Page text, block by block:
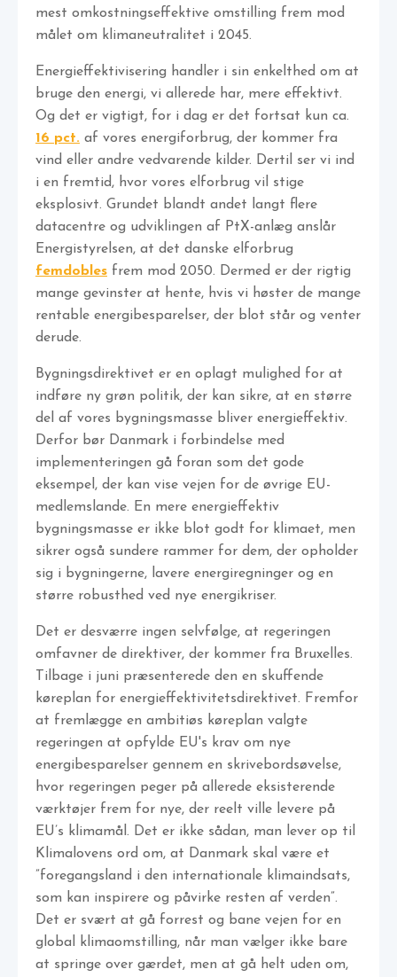
mest omkostningseffektive omstilling frem mod
målet om klimaneutralitet i 2045.
Energieffektivisering handler i sin enkelthed om at
bruge den energi, vi allerede har, mere effektivt.
Og det er vigtigt, for i dag er det fortsat kun ca.
16 pct. af vores energiforbrug, der kommer fra
vind eller andre vedvarende kilder. Dertil ser vi ind
i en fremtid, hvor vores elforbrug vil stige
eksplosivt. Grundet blandt andet langt flere
datacentre og udviklingen af PtX-anlæg anslår
Energistyrelsen, at det danske elforbrug
femdobles frem mod 2050. Dermed er der rigtig
mange gevinster at hente, hvis vi høster de mange
rentable energibesparelser, der blot står og venter
derude.
Bygningsdirektivet er en oplagt mulighed for at
indføre ny grøn politik, der kan sikre, at en større
del af vores bygningsmasse bliver energieffektiv.
Derfor bør Danmark i forbindelse med
implementeringen gå foran som det gode
eksempel, der kan vise vejen for de øvrige EU-
medlemslande. En mere energieffektiv
bygningsmasse er ikke blot godt for klimaet, men
sikrer også sundere rammer for dem, der opholder
sig i bygningerne, lavere energiregninger og en
større robusthed ved nye energikriser.
Det er desværre ingen selvfølge, at regeringen
omfavner de direktiver, der kommer fra Bruxelles.
Tilbage i juni præsenterede den en skuffende
køreplan for energieffektivitetsdirektivet. Fremfor
at fremlægge en ambitiøs køreplan valgte
regeringen at opfylde EU's krav om nye
energibesparelser gennem en skrivebordsøvelse,
hvor regeringen peger på allerede eksisterende
værktøjer frem for nye, der reelt ville levere på
EU’s klimamål. Det er ikke sådan, man lever op til
Klimalovens ord om, at Danmark skal være et
”foregangsland i den internationale klimaindsats,
som kan inspirere og påvirke resten af verden”.
Det er svært at gå forrest og bane vejen for en
global klimaomstilling, når man vælger ikke bare
at springe over gærdet, men at gå helt uden om,